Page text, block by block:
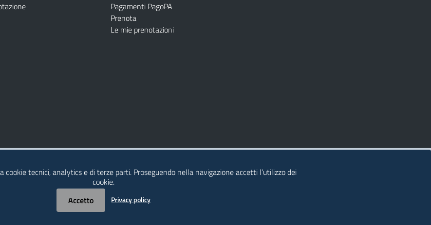
Pagamenti PagoPA
Prenota
Le mie prenotazioni
cookie tecnici, analytics e di terze parti. Proseguendo nella navigazione accetti l’utilizzo dei
cookie.
Accetto
Privacy policy